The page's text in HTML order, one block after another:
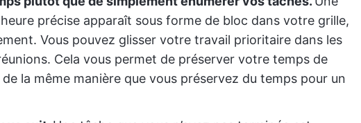
précise apparaît sous forme de bloc dans votre grille,
Vous pouvez glisser votre travail prioritaire dans les
Cela vous permet de préserver votre temps de
la même manière que vous préservez du temps pour un